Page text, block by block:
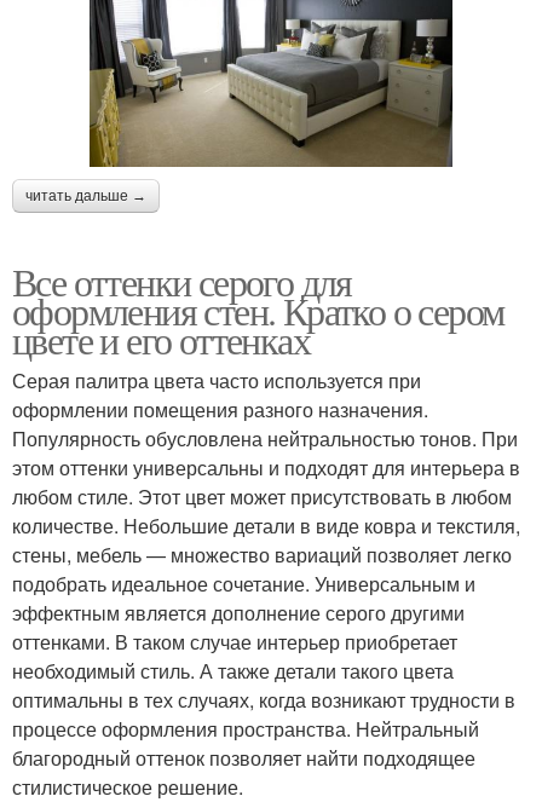
читать дальше →
Все оттенки серого для
оформления стен. Кратко о сером
цвете и его оттенках
Серая палитра цвета часто используется при
оформлении помещения разного назначения.
Популярность обусловлена нейтральностью тонов. При
этом оттенки универсальны и подходят для интерьера в
любом стиле. Этот цвет может присутствовать в любом
количестве. Небольшие детали в виде ковра и текстиля,
стены, мебель — множество вариаций позволяет легко
подобрать идеальное сочетание. Универсальным и
эффектным является дополнение серого другими
оттенками. В таком случае интерьер приобретает
необходимый стиль. А также детали такого цвета
оптимальны в тех случаях, когда возникают трудности в
процессе оформления пространства. Нейтральный
благородный оттенок позволяет найти подходящее
стилистическое решение.